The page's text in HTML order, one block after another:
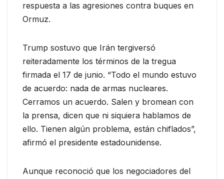
respuesta a las agresiones contra buques en
Ormuz.
Trump sostuvo que Irán tergiversó
reiteradamente los términos de la tregua
firmada el 17 de junio. “Todo el mundo estuvo
de acuerdo: nada de armas nucleares.
Cerramos un acuerdo. Salen y bromean con
la prensa, dicen que ni siquiera hablamos de
ello. Tienen algún problema, están chiflados”,
afirmó el presidente estadounidense.
Aunque reconoció que los negociadores del